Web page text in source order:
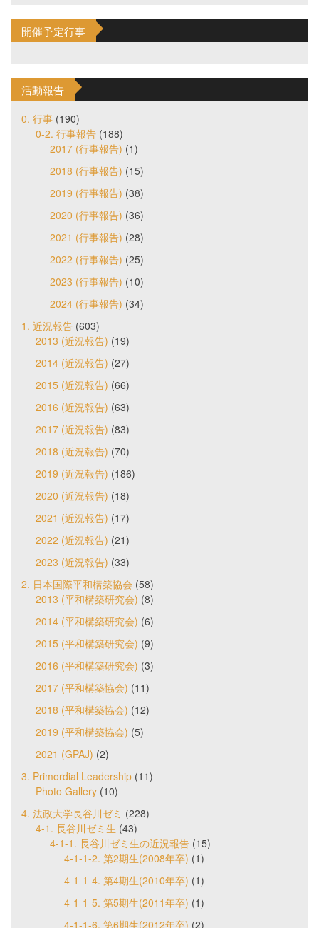
開催予定行事
活動報告
0. 行事 (190)
0-2. 行事報告 (188)
2017 (行事報告) (1)
2018 (行事報告) (15)
2019 (行事報告) (38)
2020 (行事報告) (36)
2021 (行事報告) (28)
2022 (行事報告) (25)
2023 (行事報告) (10)
2024 (行事報告) (34)
1. 近況報告 (603)
2013 (近況報告) (19)
2014 (近況報告) (27)
2015 (近況報告) (66)
2016 (近況報告) (63)
2017 (近況報告) (83)
2018 (近況報告) (70)
2019 (近況報告) (186)
2020 (近況報告) (18)
2021 (近況報告) (17)
2022 (近況報告) (21)
2023 (近況報告) (33)
2. 日本国際平和構築協会 (58)
2013 (平和構築研究会) (8)
2014 (平和構築研究会) (6)
2015 (平和構築研究会) (9)
2016 (平和構築研究会) (3)
2017 (平和構築協会) (11)
2018 (平和構築協会) (12)
2019 (平和構築協会) (5)
2021 (GPAJ) (2)
3. Primordial Leadership (11)
Photo Gallery (10)
4. 法政大学長谷川ゼミ (228)
4-1. 長谷川ゼミ生 (43)
4-1-1. 長谷川ゼミ生の近況報告 (15)
4-1-1-2. 第2期生(2008年卒) (1)
4-1-1-4. 第4期生(2010年卒) (1)
4-1-1-5. 第5期生(2011年卒) (1)
4-1-1-6. 第6期生(2012年卒) (2)